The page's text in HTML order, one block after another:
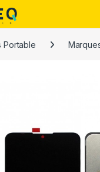
Portable